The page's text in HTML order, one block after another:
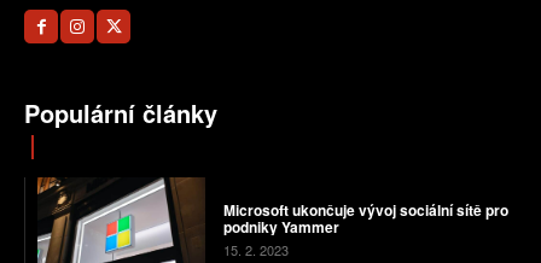
Populární články
Microsoft ukončuje vývoj sociální sítě pro
podniky Yammer
15. 2. 2023